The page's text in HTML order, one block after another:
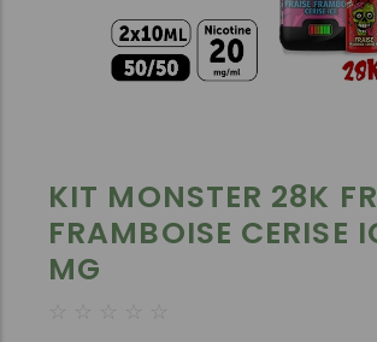
KIT MONSTER 28K
FRAMBOISE CERISE
MG
☆ ☆ ☆ ☆ ☆